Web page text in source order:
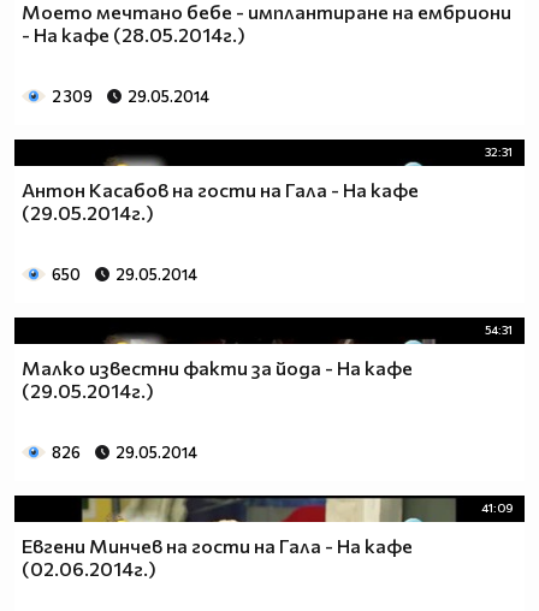
Моето мечтано бебе - имплантиране на ембриони
- На кафе (28.05.2014г.)
2 309 29.05.2014
32:31
Антон Касабов на гости на Гала - На кафе
(29.05.2014г.)
650 29.05.2014
54:31
Малко известни факти за йода - На кафе
(29.05.2014г.)
826 29.05.2014
41:09
Евгени Минчев на гости на Гала - На кафе
(02.06.2014г.)